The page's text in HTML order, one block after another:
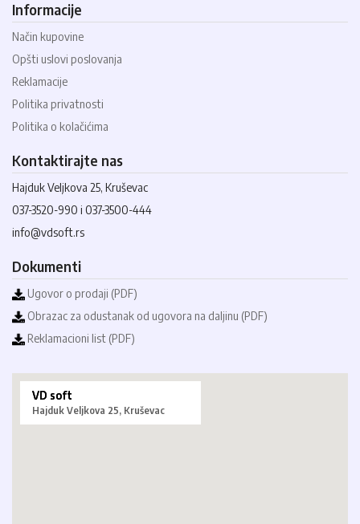
Informacije
Način kupovine
Opšti uslovi poslovanja
Reklamacije
Politika privatnosti
Politika o kolačićima
Kontaktirajte nas
Hajduk Veljkova 25, Kruševac
037-3520-990 i 037-3500-444
info@vdsoft.rs
Dokumenti
Ugovor o prodaji (PDF)
Obrazac za odustanak od ugovora na daljinu (PDF)
Reklamacioni list (PDF)
VD soft
Hajduk Veljkova 25, Kruševac